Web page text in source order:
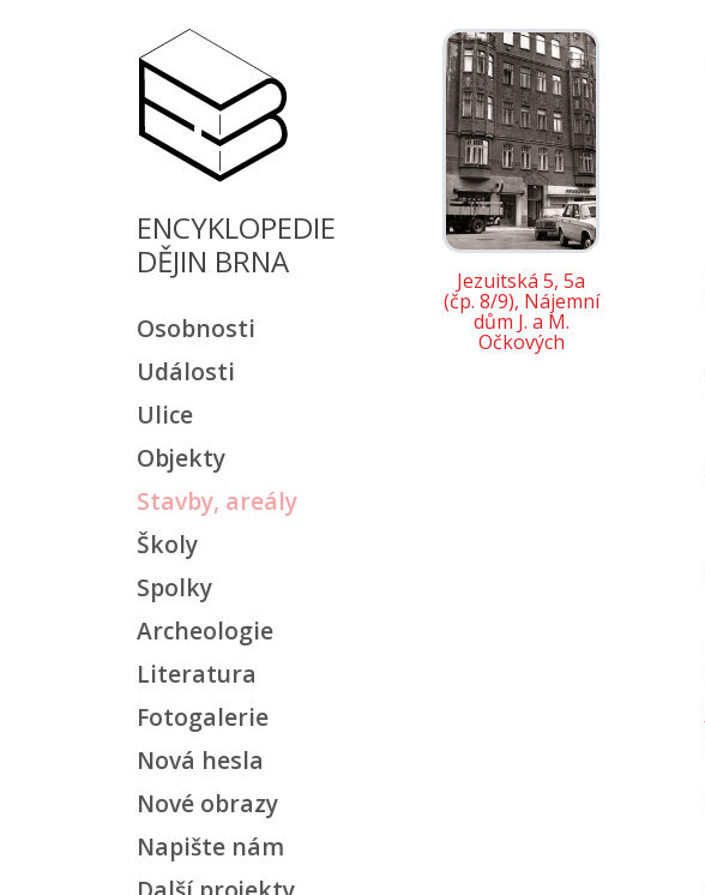
ENCYKLOPEDIE
DĚJIN BRNA
Osobnosti
Události
Ulice
Objekty
Stavby, areály
Školy
Spolky
Archeologie
Literatura
Fotogalerie
Nová hesla
Nové obrazy
Napište nám
Jezuitská 5, 5a
(čp. 8/9), Nájemní
dům J. a M.
Očkových